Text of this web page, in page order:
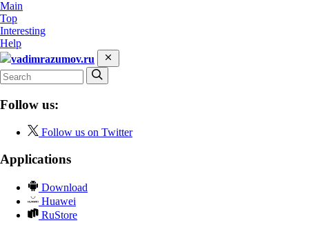
Main
Top
Interesting
Help
vadimrazumov.ru
Follow us:
Follow us on Twitter
Applications
Download
Huawei
RuStore